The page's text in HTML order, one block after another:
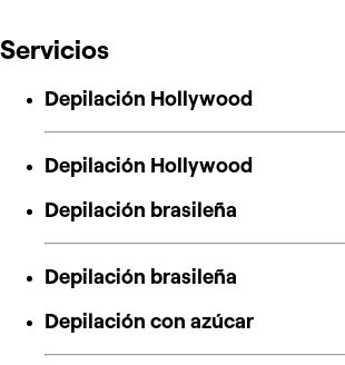
Servicios
Depilación Hollywood
Depilación Hollywood
Depilación brasileña
Depilación brasileña
Depilación con azúcar